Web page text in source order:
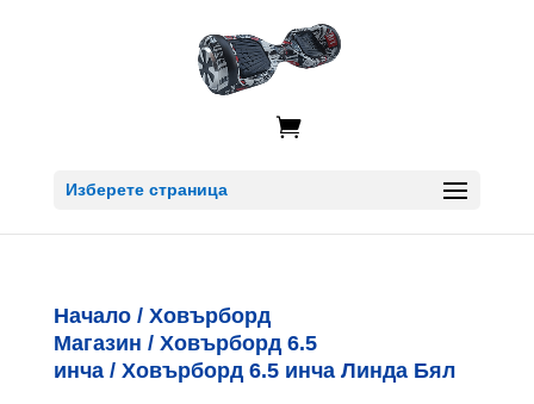

Изберете страница
Начало/ Ховърборд
Магазин / Ховърборд 6.5
инча/ Ховърборд 6.5 инча Линда Бял